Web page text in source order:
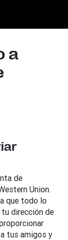
a
de
Union.
que todo lo
tu dirección de
tus amigos y